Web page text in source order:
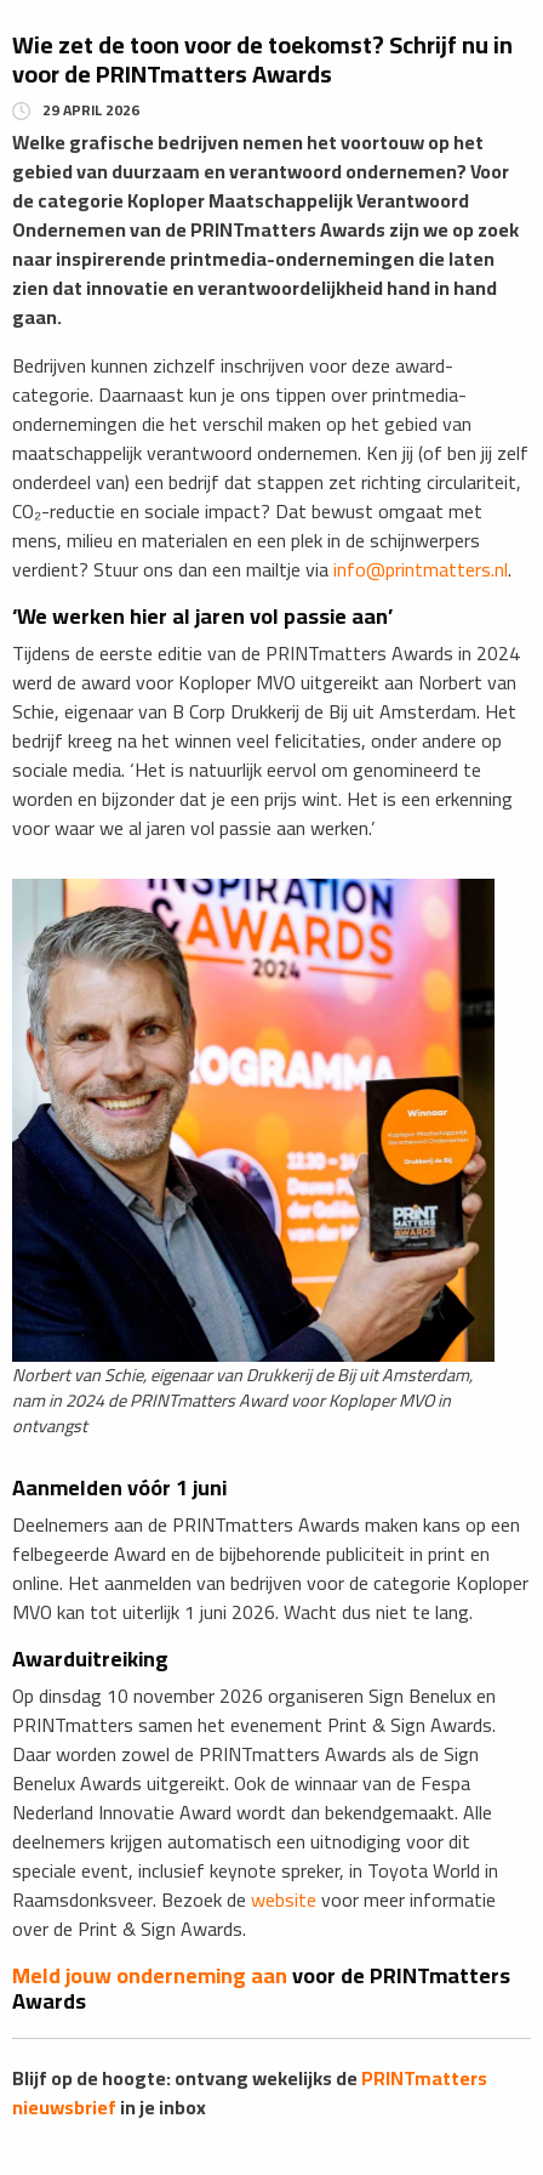
Wie zet de toon voor de toekomst? Schrijf nu in
voor de PRINTmatters Awards
29 APRIL 2026
​Welke grafische bedrijven nemen het voortouw op het
gebied van duurzaam en verantwoord ondernemen? Voor
de categorie Koploper Maatschappelijk Verantwoord
Ondernemen van de PRINTmatters Awards zijn we op zoek
naar inspirerende printmedia-ondernemingen die laten
zien dat innovatie en verantwoordelijkheid hand in hand
gaan.
​Bedrijven kunnen zichzelf inschrijven voor deze award-
categorie. Daarnaast kun je ons tippen over printmedia-
ondernemingen die het verschil maken op het gebied van
maatschappelijk verantwoord ondernemen. Ken jij (of ben jij zelf
onderdeel van) een bedrijf dat stappen zet richting circulariteit,
CO₂-reductie en sociale impact? Dat bewust omgaat met
mens, milieu en materialen en een plek in de schijnwerpers
verdient? Stuur ons dan een mailtje viainfo@printmatters.nl.
‘We werken hier al jaren vol passie aan’
Tijdens de eerste editie van de PRINTmatters Awards in 2024
werd de award voor Koploper MVO uitgereikt aan Norbert van
Schie, eigenaar van B Corp Drukkerij de Bij uit Amsterdam. Het
bedrijf kreeg na het winnen veel felicitaties, onder andere op
sociale media. ‘Het is natuurlijk eervol om genomineerd te
worden en bijzonder dat je een prijs wint. Het is een erkenning
voor waar we al jaren vol passie aan werken.’
Norbert van Schie, eigenaar van Drukkerij de Bij uit Amsterdam,
nam in 2024 de PRINTmatters Award voor Koploper MVO in
ontvangst
​Aanmelden vóór 1 juni
Deelnemers aan de PRINTmatters Awards maken kans op een
felbegeerde Award en de bijbehorende publiciteit in print en
online. Het aanmelden van bedrijven voor de categorie Koploper
MVO kan tot uiterlijk 1 juni 2026. Wacht dus niet te lang.
Awarduitreiking
Op dinsdag 10 november 2026 organiseren Sign Benelux en
PRINTmatters samen het evenement Print & Sign Awards.
Daar worden zowel de PRINTmatters Awards als de Sign
Benelux Awards uitgereikt. Ook de winnaar van de Fespa
Nederland Innovatie Award wordt dan bekendgemaakt. Alle
deelnemers krijgen automatisch een uitnodiging voor dit
speciale event, inclusief keynote spreker, in Toyota World in
Raamsdonksveer. ​​Bezoek dewebsitevoor meer informatie
over de Print & Sign Awards.
Meld jouw onderneming aanvoor de PRINTmatters
Awards
Blijf op de hoogte: ontvang wekelijks dePRINTmatters
nieuwsbriefin je inbox